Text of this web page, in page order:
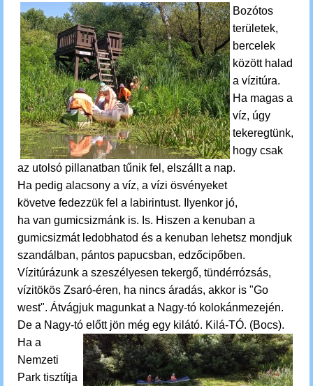
Bozótos
területek,
bercelek
között halad
a vízitúra.
Ha magas a
víz, úgy
tekeregtünk,
hogy csak
az utolsó pillanatban tűnik fel, elszállt a nap.
Ha pedig alacsony a víz, a vízi ösvényeket
követve fedezzük fel a labirintust. Ilyenkor jó,
ha van gumicsizmánk is. Is. Hiszen a kenuban a
gumicsizmát ledobhatod és a kenuban lehetsz mondjuk
szandálban, pántos papucsban, edzőcipőben.
Vízitúrázunk a szeszélyesen tekergő, tündérrózsás,
vízitökös Zsaró-éren, ha nincs áradás, akkor is "Go
west". Átvágjuk magunkat a Nagy-tó kolokánmezején.
De a Nagy-tó előtt jön még egy kilátó. Kilá-TÓ. (Bocs).
Ha a
Nemzeti
Park tisztítja